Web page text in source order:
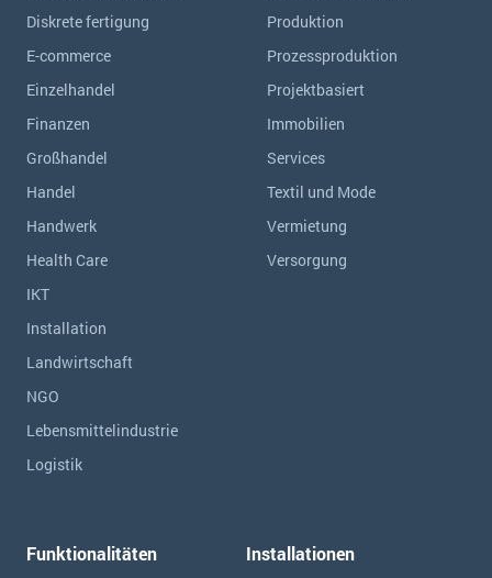
Diskrete fertigung
E-commerce
Einzelhandel
Finanzen
Großhandel
Handel
Handwerk
Health Care
IKT
Installation
Landwirtschaft
NGO
Lebensmittelindustrie
Logistik
Produktion
Prozessproduktion
Projektbasiert
Immobilien
Services
Textil und Mode
Vermietung
Versorgung
Funktionalitäten Installationen